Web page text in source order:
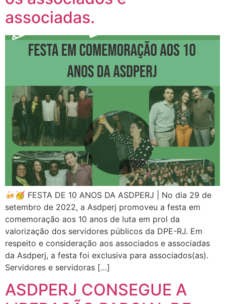
associadas.
🍻🥳 FESTA DE 10 ANOS DA ASDPERJ | No dia 29 de
setembro de 2022, a Asdperj promoveu a festa em
comemoração aos 10 anos de luta em prol da
valorização dos servidores públicos da DPE-RJ. Em
respeito e consideração aos associados e associadas
da Asdperj, a festa foi exclusiva para associados(as).
Servidores e servidoras […]
ASDPERJ CONSEGUE A